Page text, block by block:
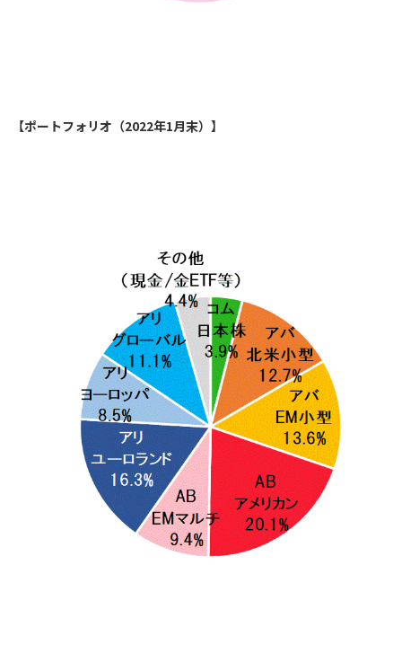
【ポートフォリオ（2022年1月末）】